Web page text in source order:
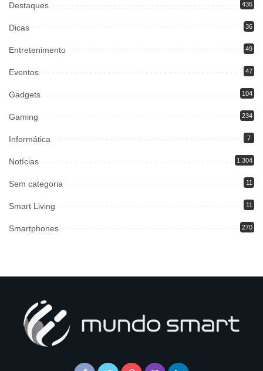
Destaques 436
Dicas 36
Entretenimento 49
Eventos 47
Gadgets 104
Gaming 234
Informática 7
Notícias 1.304
Sem categoria 11
Smart Living 11
Smartphones 270